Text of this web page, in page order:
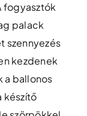
fogyasztók
palack
szennyezés
kezdenek
a ballonos
készítő